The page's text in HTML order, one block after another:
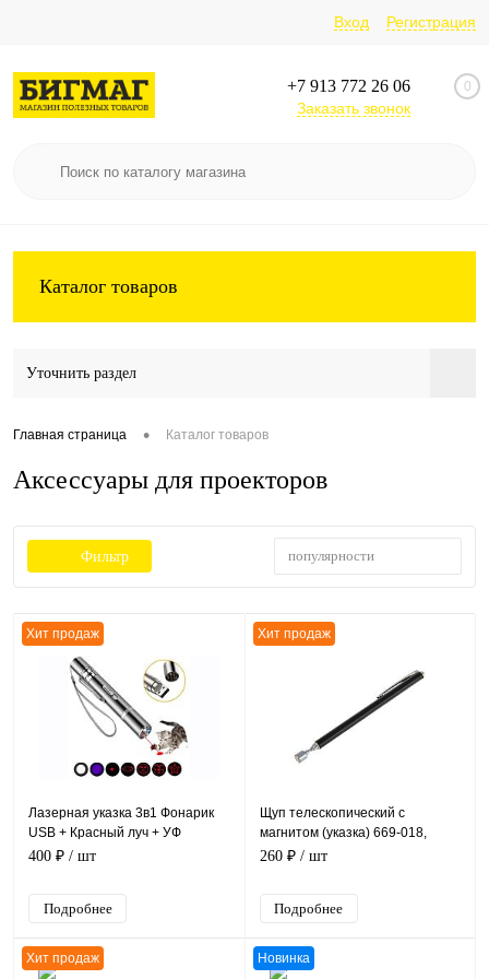
Вход Регистрация
+7 913 772 26 06
Заказать звонок
0
Каталог товаров
Уточнить раздел
Главная страница • Каталог товаров
Аксессуары для проекторов
Фильтр популярности
Хит продаж
Лазерная указка 3в1 Фонарик
USB + Красный луч + УФ
подсветка для проверки купюр
400 ₽ / шт
Подробнее
Хит продаж
Щуп телескопический с
магнитом (указка) 669-018,
длина 130-610 мм
260 ₽ / шт
Подробнее
Хит продаж Новинка